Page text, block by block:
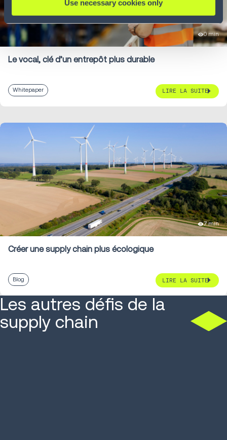
Use necessary cookies only
0 min
Le vocal, clé d’un entrepôt plus durable
Whitepaper LIRE LA SUITE
7 min
Créer une supply chain plus écologique
Blog LIRE LA SUITE
Les autres défis de la
supply chain